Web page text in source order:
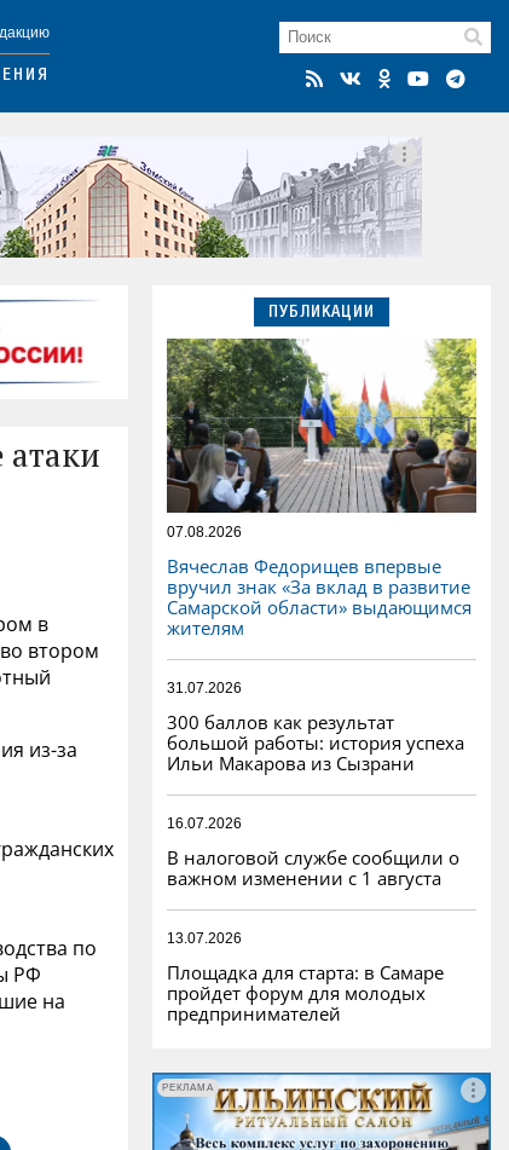
атаки
в
втором
из-за
по
РФ
на
ПУБЛИКАЦИИ
07.08.2026
Вячеслав Федорищев впервые
вручил знак «За вклад в развитие
Самарской области» выдающимся
жителям
31.07.2026
300 баллов как результат
большой работы: история успеха
Ильи Макарова из Сызрани
16.07.2026
В налоговой службе сообщили о
важном изменении с 1 августа
13.07.2026
Площадка для старта: в Самаре
пройдет форум для молодых
предпринимателей
РЕКЛАМА